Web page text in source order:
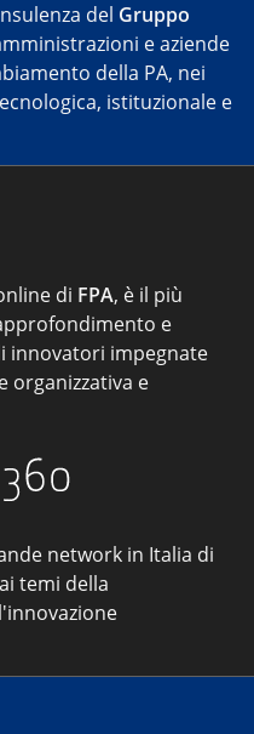
del Gruppo
e aziende
della PA, nei
istituzionale e
di FPA, è il più
e
innovatori impegnate
organizzativa e
network in Italia di
temi della